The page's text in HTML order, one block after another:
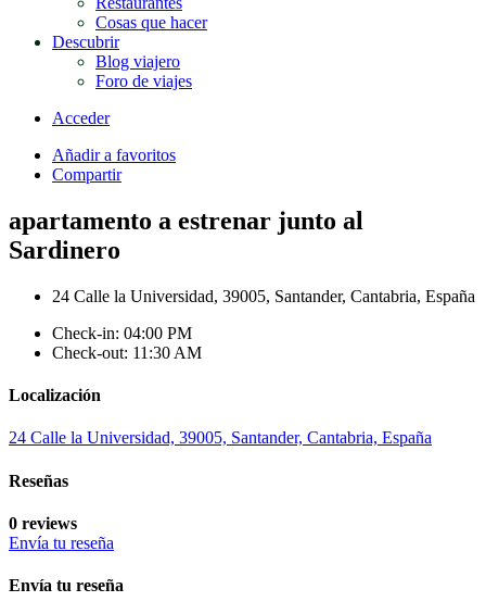
Cosas que hacer
Descubrir
Blog viajero
Foro de viajes
Acceder
Añadir a favoritos
Compartir
apartamento a estrenar junto al
Sardinero
24 Calle la Universidad, 39005, Santander, Cantabria, España
Check-in: 04:00 PM
Check-out: 11:30 AM
Localización
24 Calle la Universidad, 39005, Santander, Cantabria, España
Reseñas
0 reviews
Envía tu reseña
Envía tu reseña